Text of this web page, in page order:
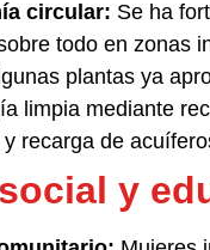
circular: Se ha
todo en zonas
plantas ya
limpia mediante
recarga de
y